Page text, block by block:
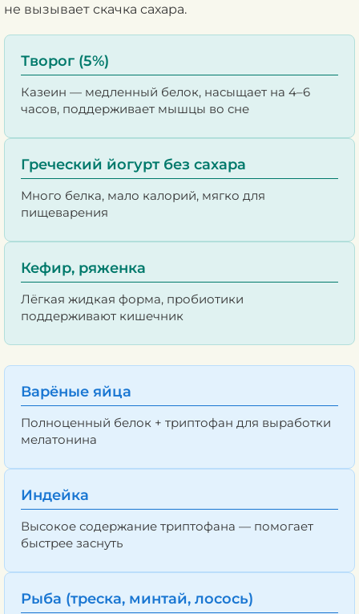
не вызывает скачка сахара.
Творог (5%)
Казеин — медленный белок, насыщает на 4–6
часов, поддерживает мышцы во сне
Греческий йогурт без сахара
Много белка, мало калорий, мягко для
пищеварения
Кефир, ряженка
Лёгкая жидкая форма, пробиотики
поддерживают кишечник
Варёные яйца
Полноценный белок + триптофан для выработки
мелатонина
Индейка
Высокое содержание триптофана — помогает
быстрее заснуть
Рыба (треска, минтай, лосось)